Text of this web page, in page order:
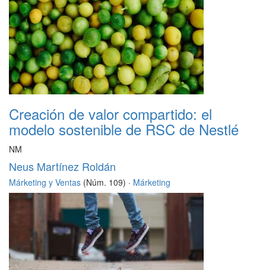
Creación de valor compartido: el
modelo sostenible de RSC de Nestlé
NM
Neus Martínez Roldán
Márketing y Ventas (Núm. 109) · Márketing